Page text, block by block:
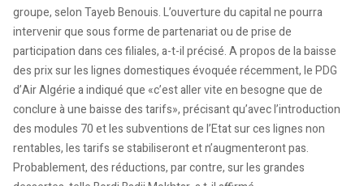
groupe, selon Tayeb Benouis. L’ouverture du capital ne pourra
intervenir que sous forme de partenariat ou de prise de
participation dans ces filiales, a-t-il précisé. A propos de la baisse
des prix sur les lignes domestiques évoquée récemment, le PDG
d’Air Algérie a indiqué que «c’est aller vite en besogne que de
conclure à une baisse des tarifs», précisant qu’avec l’introduction
des modules 70 et les subventions de l’Etat sur ces lignes non
rentables, les tarifs se stabiliseront et n’augmenteront pas.
Probablement, des réductions, par contre, sur les grandes